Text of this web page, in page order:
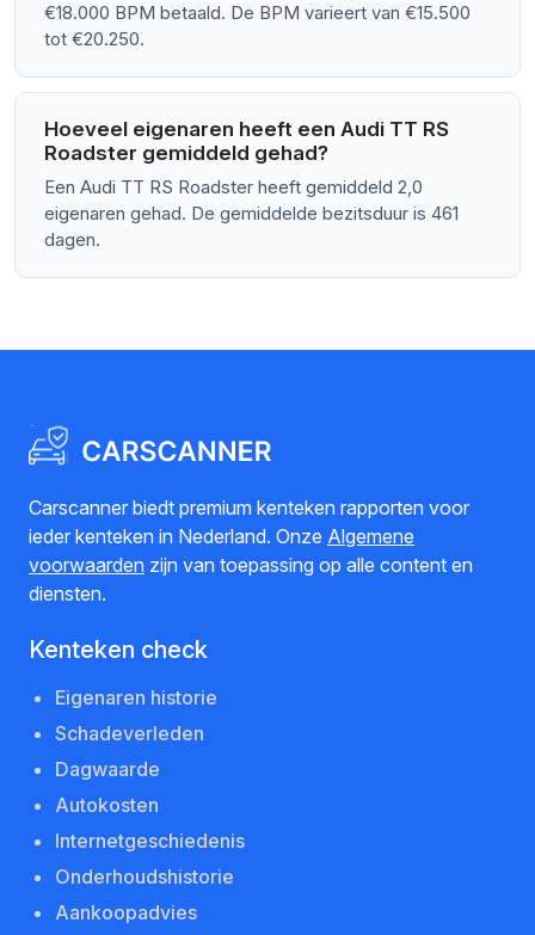
€18.000 BPM betaald. De BPM varieert van €15.500
tot €20.250.
Hoeveel eigenaren heeft een Audi TT RS
Roadster gemiddeld gehad?
Een Audi TT RS Roadster heeft gemiddeld 2,0
eigenaren gehad. De gemiddelde bezitsduur is 461
dagen.
Carscanner biedt premium kenteken rapporten voor
ieder kenteken in Nederland. Onze Algemene
voorwaarden zijn van toepassing op alle content en
diensten.
Kenteken check
Eigenaren historie
Schadeverleden
Dagwaarde
Autokosten
Internetgeschiedenis
Onderhoudshistorie
Aankoopadvies